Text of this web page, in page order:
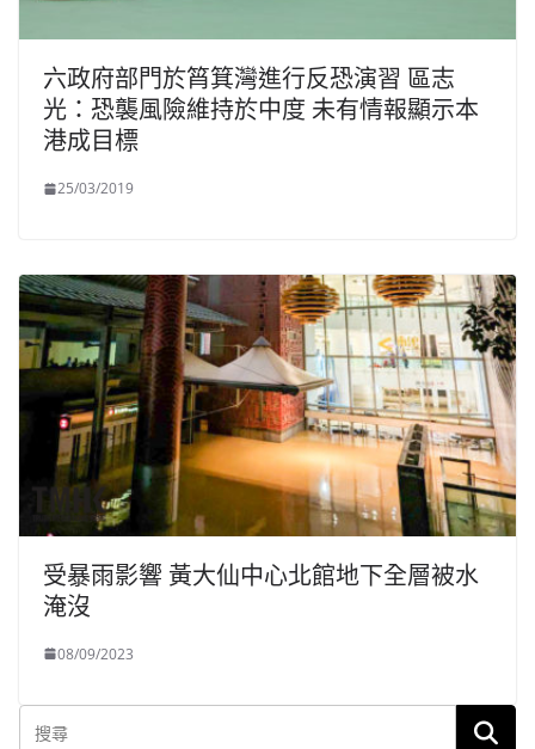
六政府部門於筲箕灣進行反恐演習 區志
光：恐襲風險維持於中度 未有情報顯示本
港成目標
25/03/2019
受暴雨影響 黃大仙中心北館地下全層被水
淹沒
08/09/2023